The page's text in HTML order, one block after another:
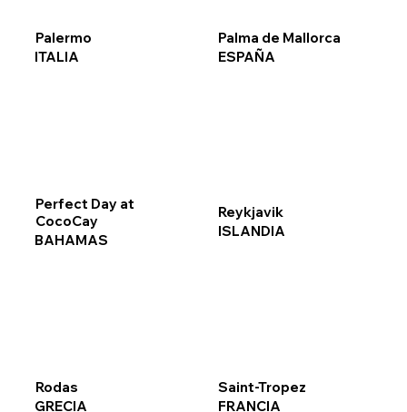
Palermo
ITALIA
Palma de Mallorca
ESPAÑA
Perfect Day at
CocoCay
BAHAMAS
Reykjavik
ISLANDIA
Rodas
GRECIA
Saint-Tropez
FRANCIA